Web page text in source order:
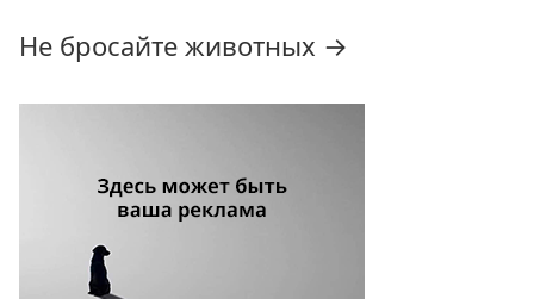
Не бросайте животных →